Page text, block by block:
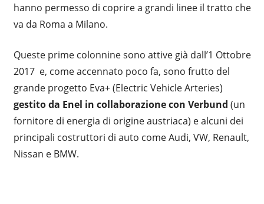
hanno permesso di coprire a grandi linee il tratto che
va da Roma a Milano.
Queste prime colonnine sono attive già dall’1 Ottobre
2017 e, come accennato poco fa, sono frutto del
grande progetto Eva+ (Electric Vehicle Arteries)
gestito da Enel in collaborazione con Verbund (un
fornitore di energia di origine austriaca) e alcuni dei
principali costruttori di auto come Audi, VW, Renault,
Nissan e BMW.